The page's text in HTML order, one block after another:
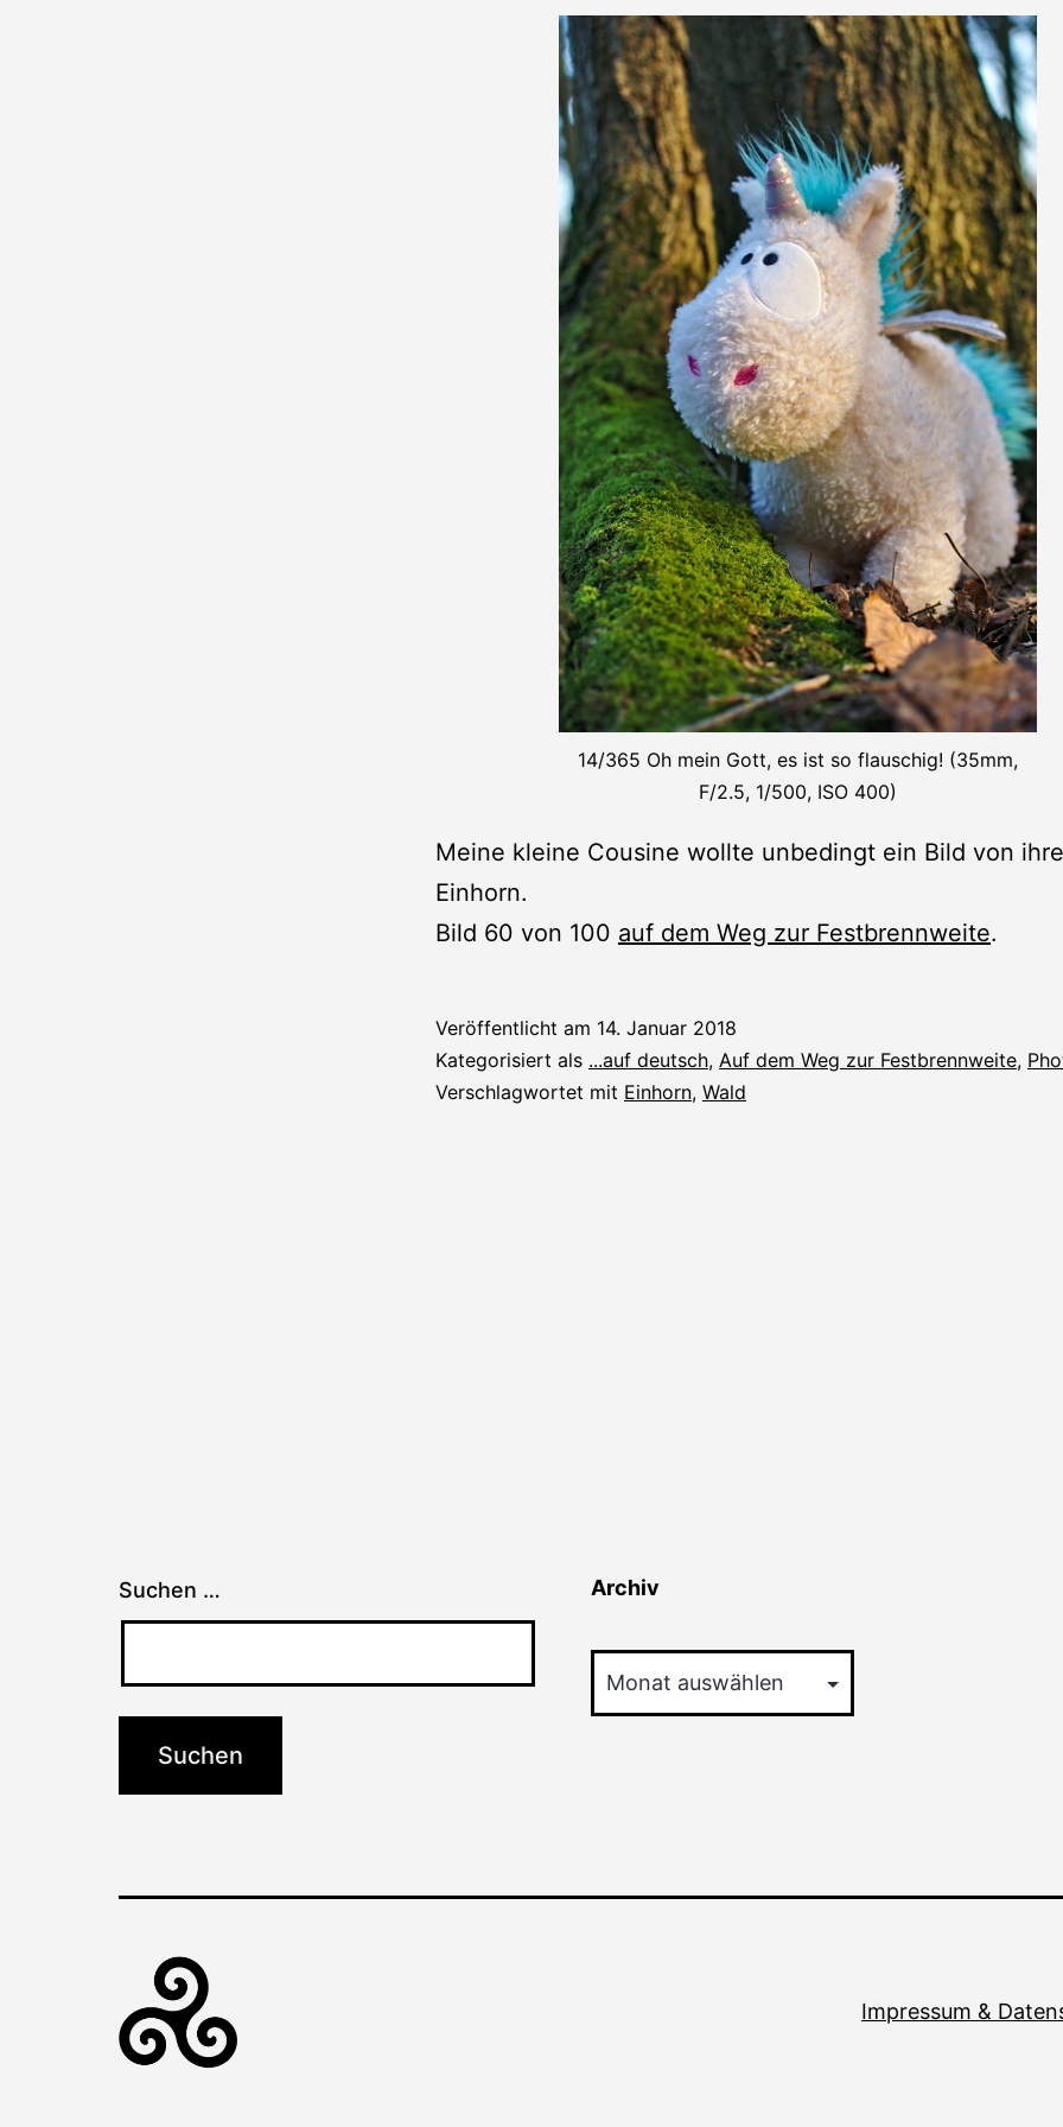
14/365 Oh mein Gott, es ist so flauschig! (35mm,
F/2.5, 1/500, ISO 400)
Meine kleine Cousine wollte unbedingt ein Bild von
Einhorn.
Bild 60 von 100 auf dem Weg zur Festbrennweite.
Veröffentlicht am 14. Januar 2018
Kategorisiert als ...auf deutsch, Auf dem Weg zur Festbrennweite,
Verschlagwortet mit Einhorn, Wald
Suchen … Archiv
Impressum &